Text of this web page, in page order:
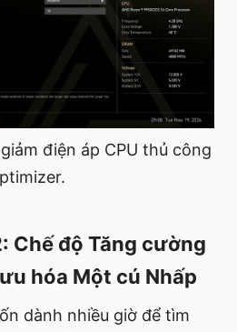
điện áp CPU thủ công
Chế độ Tăng cường
hóa Một cú Nhấp
dành nhiều giờ để tìm